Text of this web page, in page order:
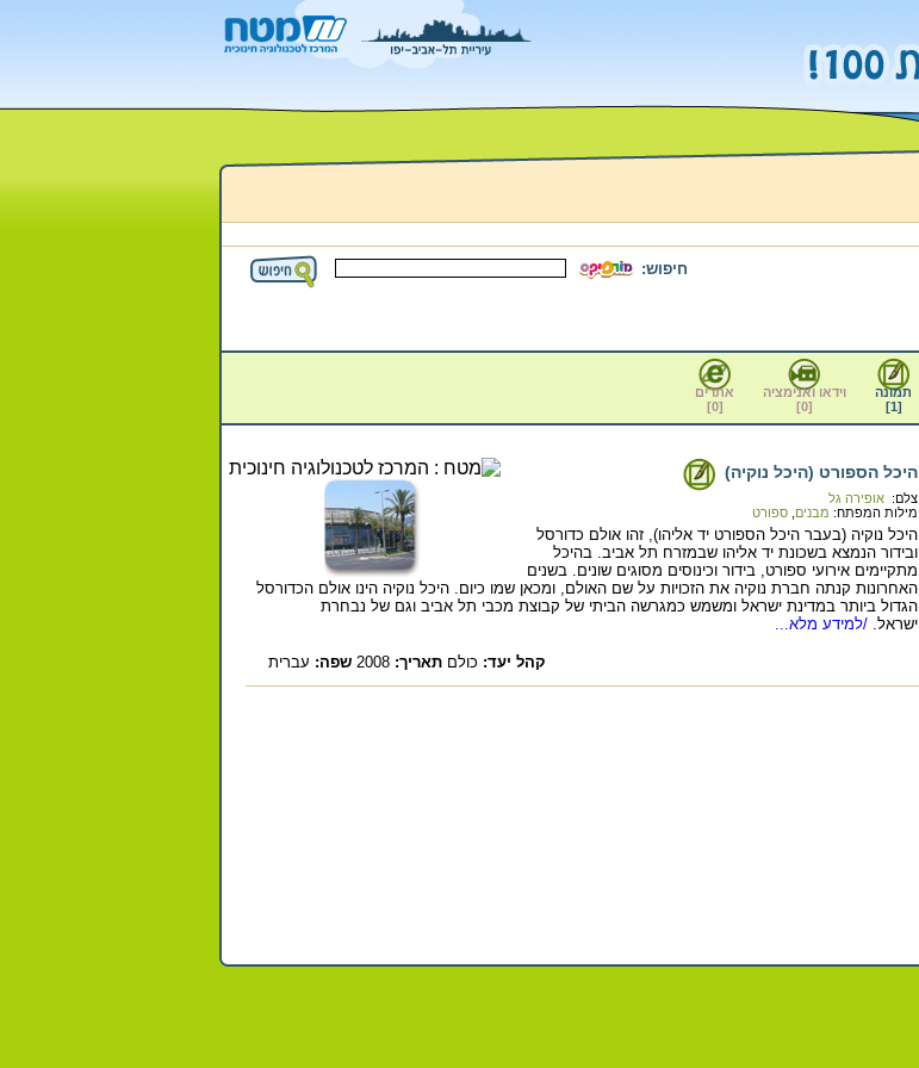
חיפוש:
תמונה
[
1
]
וידאו ואנימציה
[
0
]
אתרים
[
0
]
היכל הספורט (היכל נוקיה)
צלם: אופירה גל
מילות המפתח: מבנים ספורט
היכל נוקיה (בעבר היכל הספורט יד אליהו), זהו אולם כדורסל
ובידור הנמצא בשכונת יד אליהו שבמזרח תל אביב. בהיכל
מתקיימים אירועי ספורט, בידור וכינוסים מסוגים שונים. בשנים
האחרונות קנתה חברת נוקיה את הזכויות על שם האולם, ומכאן שמו כיום. היכל נוקיה הינו אולם הכדורסל
הגדול ביותר במדינת ישראל ומשמש כמגרשה הביתי של קבוצת מכבי תל אביב וגם של נבחרת
ישראל. /למידע מלא...
קהל יעד: כולם תאריך: 2008 שפה: עברית